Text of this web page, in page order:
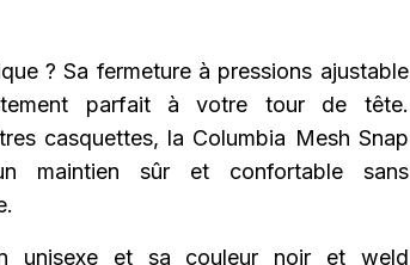
? Sa fermeture à pressions ajustable
parfait à votre tour de tête.
casquettes, la Columbia Mesh Snap
maintien sûr et confortable sans
unisexe et sa couleur noir et weld